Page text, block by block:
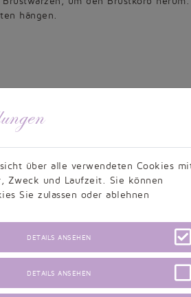
hängen.
Arm.
zu eng. Dieses Maß wird für Kleider
ein zusätzliches Halsband.
über alle verwendeten Cookies
Zweck und Laufzeit. Sie können
Sie zulassen oder ablehnen
DETAILS ANSEHEN
DETAILS ANSEHEN